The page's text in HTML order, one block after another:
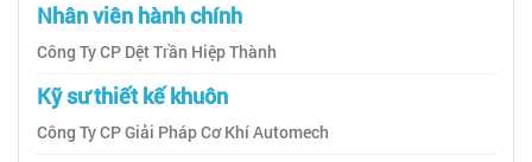
Nhân viên hành chính
Công Ty CP Dệt Trần Hiệp Thành
Kỹ sư thiết kế khuôn
Công Ty CP Giải Pháp Cơ Khí Automech